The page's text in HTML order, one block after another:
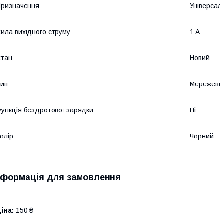
вихідного струму 1 А
Новий
бездротової зарядки Ні
Чорний
для замовлення
150 ₴